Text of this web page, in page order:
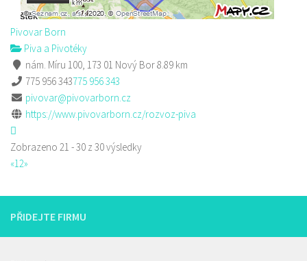
Pivovar Born
Piva a Pivotéky
nám. Míru 100, 173 01 Nový Bor8.89 km
775 956 343775 956 343
pivovar@pivovarborn.cz
https://www.pivovarborn.cz/rozvoz-piva
Zobrazeno 21 - 30 z 30 výsledky
«12»
PŘIDEJTE FIRMU